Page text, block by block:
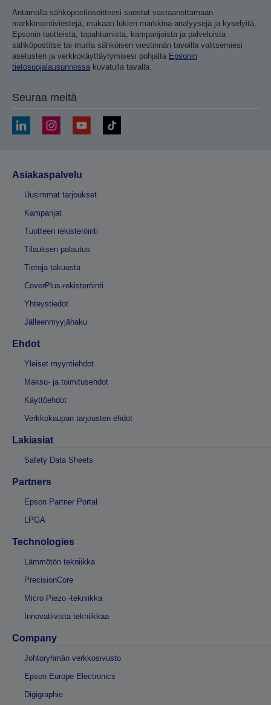
Antamalla sähköpostiosoitteesi suostut vastaanottamaan
markkinointiviestejä, mukaan lukien markkina-analyysejä ja kyselyitä,
Epsonin tuotteista, tapahtumista, kampanjoista ja palveluista
sähköpostitse tai muilla sähköisen viestinnän tavoilla valitsemiesi
asetusten ja verkkokäyttäytymisesi pohjalta Epsonin
tietosuojalausunnossa kuvatulla tavalla.
Seuraa meitä
Asiakaspalvelu
Uusimmat tarjoukset
Kampanjat
Tuotteen rekisteröinti
Tilauksen palautus
Tietoja takuusta
CoverPlus-rekisteröinti
Yhteystiedot
Jälleenmyyjähaku
Ehdot
Yleiset myyntiehdot
Maksu- ja toimitusehdot
Käyttöehdot
Verkkokaupan tarjousten ehdot
Lakiasiat
Safety Data Sheets
Partners
Epson Partner Portal
LPGA
Technologies
Lämmötön tekniikka
PrecisionCore
Micro Piezo -tekniikka
Innovatiivista tekniikkaa
Company
Johtoryhmän verkkosivusto
Epson Europe Electronics
Digigraphie